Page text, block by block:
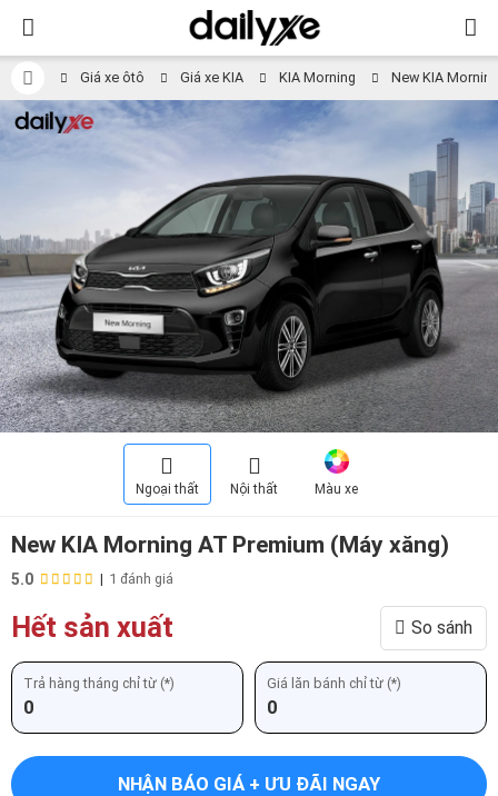
Giá xe ôtô Giá xe KIA KIA Morning New KIA
Ngoại thất Nội thất Màu xe
New KIA Morning AT Premium (Máy xăng)
5.0 | 1 đánh giá
Hết sản xuất So sánh
Trả hàng tháng chỉ từ (*)
0
Giá lăn bánh chỉ từ (*)
0
NHẬN BÁO GIÁ + ƯU ĐÃI NGAY